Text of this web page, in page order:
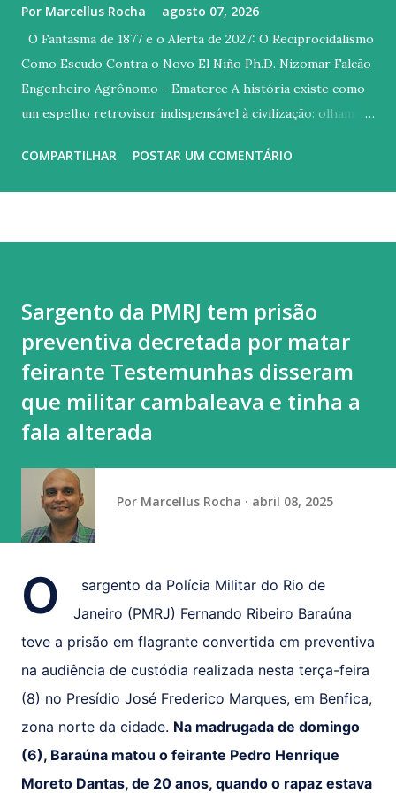
Por Marcellus Rocha agosto 07, 2026
O Fantasma de 1877 e o Alerta de 2027: O Reciprocidalismo
Como Escudo Contra o Novo El Niño Ph.D. Nizomar Falcão
Engenheiro Agrônomo - Ematerce A história existe como
um espelho retrovisor indispensável à civilização: olhamos
no futuro. Contudo, diante das previsões meteorológicas
dizimou centenas de milhares de nordestinos sob a égide
da negligência e do improviso. Quase 150 anos separam o
flagelo imperial do nosso atual cenário. A diferença
Se no século XIX o clima era um mistério insondável, no
século XXI possuímos inteligência climática de ponta (por
COMPARTILHAR POSTAR UM COMENTÁRIO
Sargento da PMRJ tem prisão
preventiva decretada por matar
feirante Testemunhas disseram
que militar cambaleava e tinha a
fala alterada
Por Marcellus Rocha abril 08, 2025
O
sargento da Polícia Militar do Rio de
Janeiro (PMRJ) Fernando Ribeiro Baraúna
teve a prisão em flagrante convertida em preventiva
na audiência de custódia realizada nesta terça-feira
(8) no Presídio José Frederico Marques, em Benfica,
zona norte da cidade. Na madrugada de domingo
(6), Baraúna matou o feirante Pedro Henrique
Moreto Dantas, de 20 anos, quando o rapaz estava